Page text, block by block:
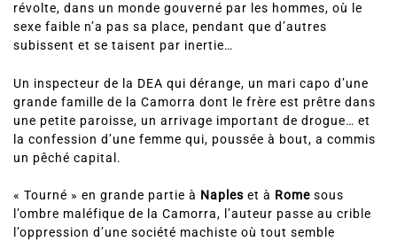
révolte, dans un monde gouverné par les hommes, où le
sexe faible n’a pas sa place, pendant que d’autres
subissent et se taisent par inertie…
Un inspecteur de la DEA qui dérange, un mari capo d’une
grande famille de la Camorra dont le frère est prêtre dans
une petite paroisse, un arrivage important de drogue… et
la confession d’une femme qui, poussée à bout, a commis
un pêché capital.
« Tourné » en grande partie à Naples et à Rome sous
l’ombre maléfique de la Camorra, l’auteur passe au crible
l’oppression d’une société machiste où tout semble